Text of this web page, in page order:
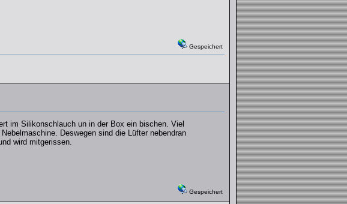
Gespeichert
im Silikonschlauch un in der Box ein bischen. Viel
Deswegen sind die Lüfter nebendran
wird mitgerissen.
Gespeichert